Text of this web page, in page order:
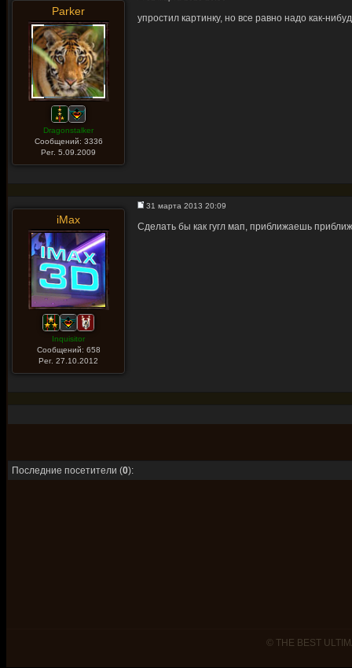
Parker
Dragonstalker
Сообщений: 3336
Рег. 5.09.2009
упростил картинку, но все равно надо как-
iMax
Inquisitor
Сообщений: 658
Рег. 27.10.2012
31 марта 2013 20:09
Сделать бы как гугл мап, приближаешь
Последние посетители (0):
© THE BEST